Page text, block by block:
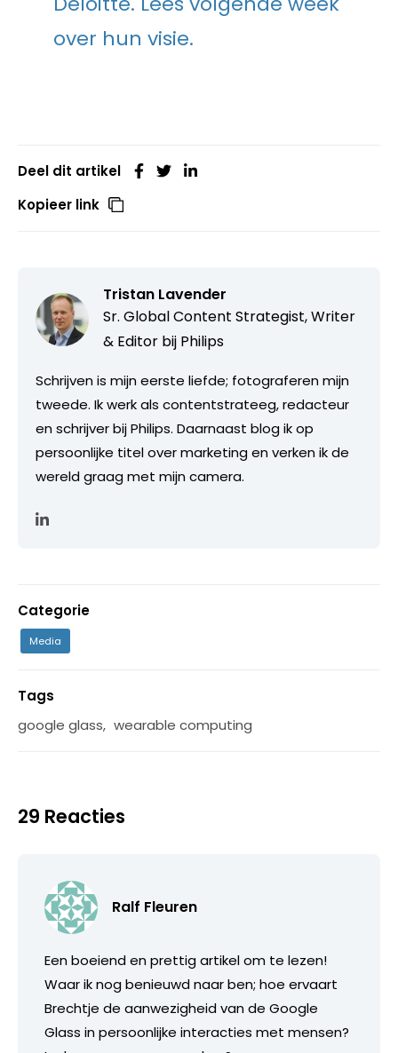
over hun visie.
Deel dit artikel
Kopieer link
Tristan Lavender
Sr. Global Content Strategist, Writer
& Editor bij Philips
Schrijven is mijn eerste liefde; fotograferen mijn
tweede. Ik werk als contentstrateeg, redacteur
en schrijver bij Philips. Daarnaast blog ik op
persoonlijke titel over marketing en verken ik de
wereld graag met mijn camera.
Categorie
Media
Tags
google glass, wearable computing
29 Reacties
Ralf Fleuren
Een boeiend en prettig artikel om te lezen!
Waar ik nog benieuwd naar ben; hoe ervaart
Brechtje de aanwezigheid van de Google
Glass in persoonlijke interacties met mensen?